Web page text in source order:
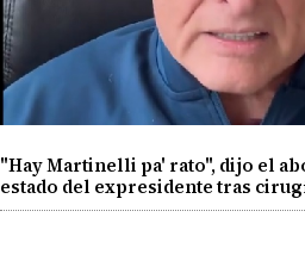
"Hay Martinelli pa' rato", dijo el
estado del expresidente tras